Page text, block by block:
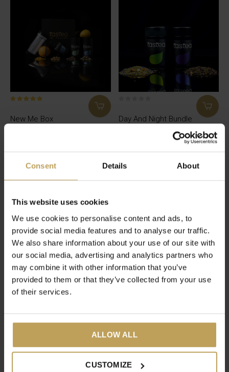
Consent Details About
This website uses cookies
We use cookies to personalise content and ads, to
provide social media features and to analyse our traffic.
We also share information about your use of our site with
our social media, advertising and analytics partners who
may combine it with other information that you’ve
provided to them or that they’ve collected from your use
of their services.
ALLOW ALL
CUSTOMIZE
New Me Box
€54,95
Day And Night Bundle
Fournit de l'énergie pour la
journée et de la détente pour
€39,95
une bonne nuit de sommeil
€39,95